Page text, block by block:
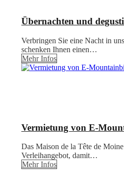
Übernachten und
Verbringen Sie eine Nacht in
schenken Ihnen einen…
Mehr Infos
Vermietung von E-
Das Maison de la Tête de
Verleihangebot, damit…
Mehr Infos